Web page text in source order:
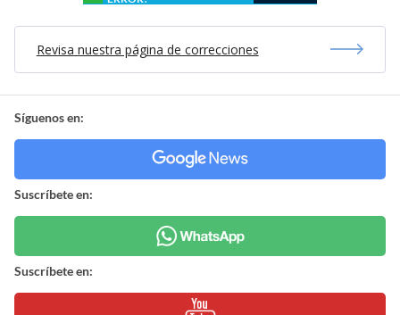
Revisa nuestra página de correcciones
Síguenos en:
Suscríbete en:
Suscríbete en: